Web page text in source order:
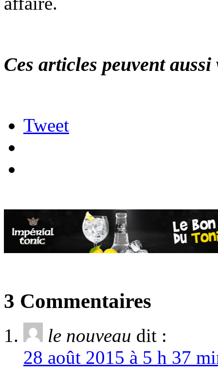
Ces articles peuvent
Tweet
3 Commentaires
le nouveau dit :
28 août 2015 à 5 h 37